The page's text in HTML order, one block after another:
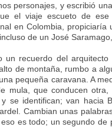
personajes, y escribió
el viaje escueto de
en Colombia,
de un José
un recuerdo del
de montaña, rumbo a
pequeña caravana. A
mula, que conducen
y se identifican; van hacia
Cambian unas
es todo; un segundo